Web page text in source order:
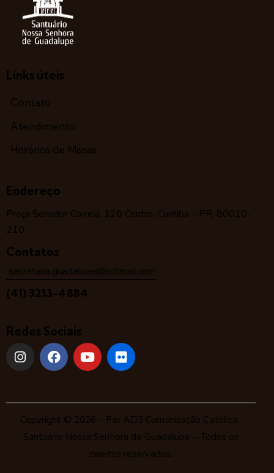
Links úteis
Contato
Atendimento
Horários de Missas
Endereço
Praça Senador Correia, 128 Centro, Curitiba – PR, 80010-
210
Contatos
secretaria.guadalupe@hotmail.com
(41) 3233-4884
Redes Sociais
Copyright © 2026 – Por AD3 Comunicação Católica .
Santuário Nossa Senhora de Guadalupe – Todos os
direitos reservados.